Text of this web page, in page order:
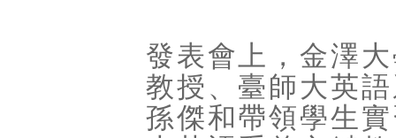
發表會上，金澤
教授、臺師大英
孫傑和帶領學生